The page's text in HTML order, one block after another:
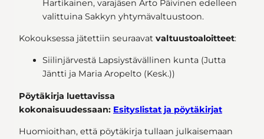
Hartikainen, varajäsen Arto Päivinen edelleen
valittuina Sakkyn yhtymävaltuustoon.
Kokouksessa jätettiin seuraavat valtuustoaloitteet:
Siilinjärvestä Lapsiystävällinen kunta (Jutta
Jäntti ja Maria Aropelto (Kesk.))
Pöytäkirja luettavissa
kokonaisuudessaan: Esityslistat ja pöytäkirjat
Huomioithan, että pöytäkirja tullaan julkaisemaan